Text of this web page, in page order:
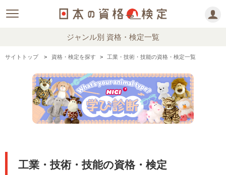
ジャンル別 資格・検定一覧
サイトトップ 資格・検定を探す 工業・技術・技能の資格・検定一覧
工業・技術・技能の資格・検定